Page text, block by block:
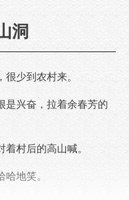
洞
少到农村来。
兴奋，拉着余春芳的
村后的高山喊。
地笑。